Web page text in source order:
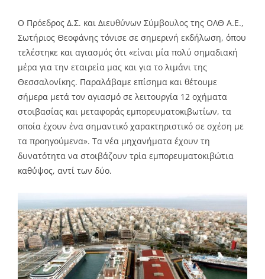
Ο Πρόεδρος Δ.Σ. και Διευθύνων Σύμβουλος της ΟΛΘ Α.Ε.,
Σωτήριος Θεοφάνης τόνισε σε σημερινή εκδήλωση, όπου
τελέστηκε και αγιασμός ότι «είναι μία πολύ σημαδιακή
μέρα για την εταιρεία μας και για το λιμάνι της
Θεσσαλονίκης. Παραλάβαμε επίσημα και θέτουμε
σήμερα μετά τον αγιασμό σε λειτουργία 12 οχήματα
στοιβασίας και μεταφοράς εμπορευματοκιβωτίων, τα
οποία έχουν ένα σημαντικό χαρακτηριστικό σε σχέση με
τα προηγούμενα». Τα νέα μηχανήματα έχουν τη
δυνατότητα να στοιβάζουν τρία εμπορευματοκιβώτια
καθ΄ύψος, αντί των δύο.